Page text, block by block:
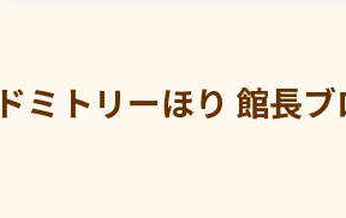
ドミトリーほり 館長